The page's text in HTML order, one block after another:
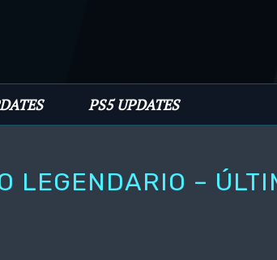
PS5 UPDATES
LEGENDARIO –